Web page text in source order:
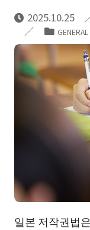
2025.10.25
일본 저작권법